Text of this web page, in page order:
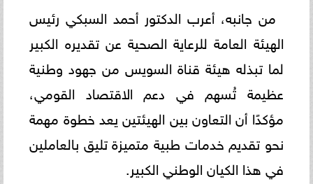
من جانبه، أعرب الدكتور أحمد السبكي رئيس
الهيئة العامة للرعاية الصحية عن تقديره الكبير
لما تبذله هيئة قناة السويس من جهود وطنية
عظيمة تُسهم في دعم الاقتصاد القومي،
مؤكدًا أن التعاون بين الهيئتين يعد خطوة مهمة
نحو تقديم خدمات طبية متميزة تليق بالعاملين
في هذا الكيان الوطني الكبير.